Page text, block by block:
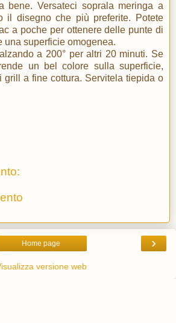
bene. Versateci soprala meringa a
il disegno che più preferite. Potete
a poche per ottenere delle punte di
una superficie omogenea.
a 200° per altri 20 minuti. Se
un bel colore sulla superficie,
grill a fine cottura. Servitela tiepida o
›
Home page
versione web